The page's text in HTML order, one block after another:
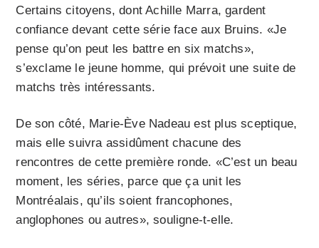
Certains citoyens, dont Achille Marra, gardent
confiance devant cette série face aux Bruins. «Je
pense qu’on peut les battre en six matchs»,
s’exclame le jeune homme, qui prévoit une suite de
matchs très intéressants.
De son côté, Marie-Ève Nadeau est plus sceptique,
mais elle suivra assidûment chacune des
rencontres de cette première ronde. «C’est un beau
moment, les séries, parce que ça unit les
Montréalais, qu’ils soient francophones,
anglophones ou autres», souligne-t-elle.